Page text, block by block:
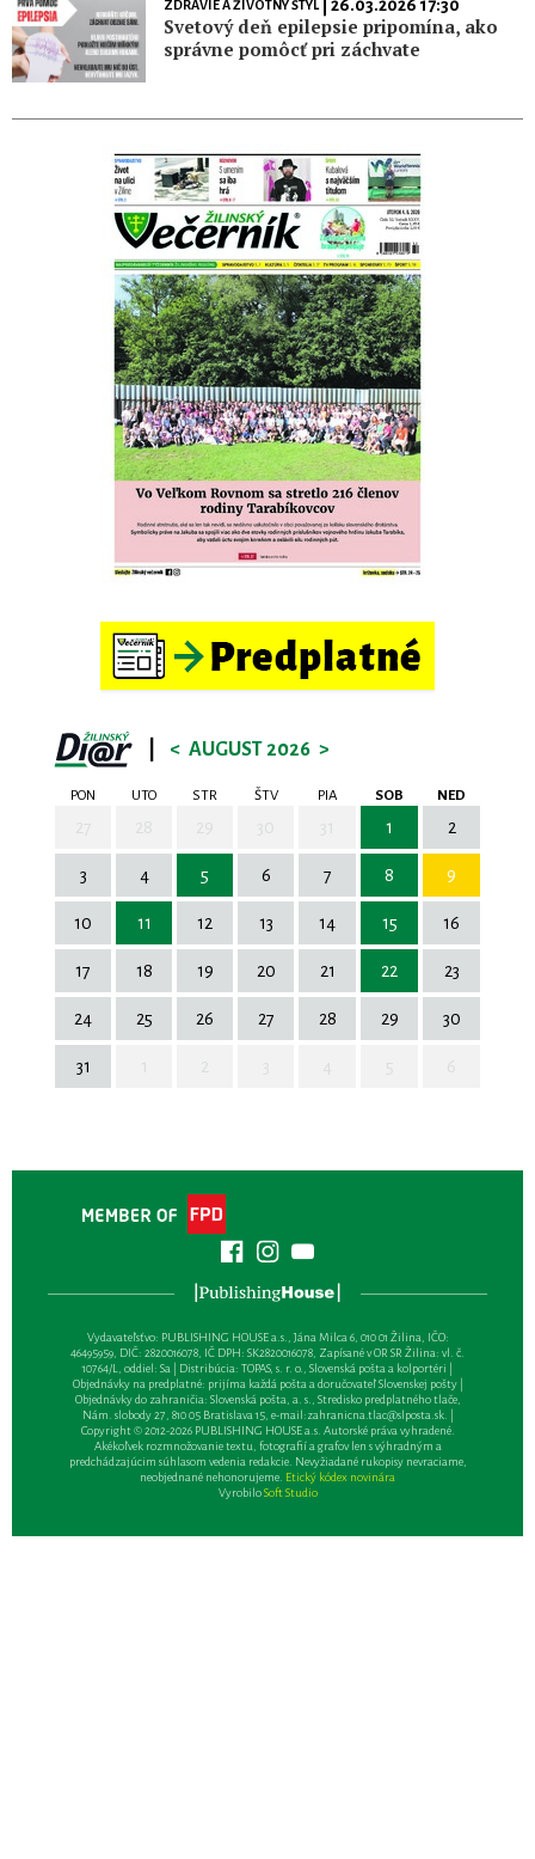
ZDRAVIE A ŽIVOTNÝ ŠTÝL| 26.03.2026 17:30
Svetový deň epilepsie pripomína, ako
správne pomôcť pri záchvate
< AUGUST 2026 >
PON UTO STR ŠTV PIA SOB NED
1 2
3 4 5 6 7 8 9
10 11 12 13 14 15 16
17 18 19 20 21 22 23
24 25 26 27 28 29 30
31
Vydavateľsťvo: PUBLISHING HOUSE a.s., Jána Milca 6, 010 01 Žilina, IČO:
46495959, DIČ: 2820016078, IČ DPH: SK2820016078, Zapísané v OR SR Žilina: vl. č.
10764/L, oddiel: Sa | Distribúcia: TOPAS, s. r. o., Slovenská pošta a kolportéri |
Objednávky na predplatné: prijíma každá pošta a doručovateľ Slovenskej pošty |
Objednávky do zahraničia: Slovenská pošta, a. s., Stredisko predplatného tlače,
Nám. slobody 27, 810 05 Bratislava 15, e-mail:zahranicna.tlac@slposta.sk. |
Copyright © 2012-2026 PUBLISHING HOUSE a.s. Autorské práva vyhradené.
Akékoľvek rozmnožovanie textu, fotografií a grafov len s výhradným a
predchádzajúcim súhlasom vedenia redakcie. Nevyžiadané rukopisy nevraciame,
neobjednané nehonorujeme. Etický kódex novinára
VyrobiloSoft Studio